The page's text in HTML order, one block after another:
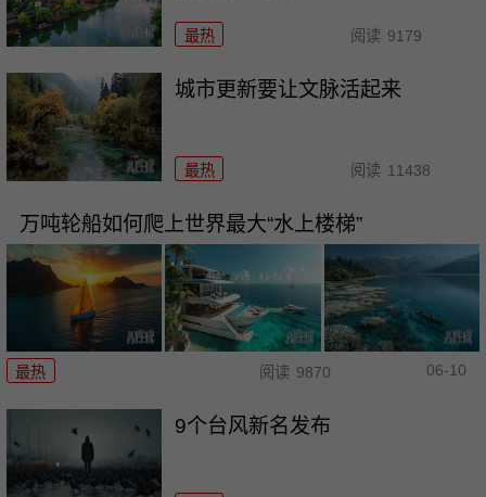
最热 阅读 9179
城市更新要让文脉活起来
最热 阅读 11438
万吨轮船如何爬上世界最大“水上楼梯”
最热 阅读 9870 06-10
9个台风新名发布